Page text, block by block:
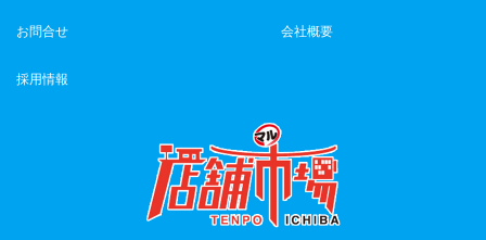
お問合せ 会社概要
採用情報